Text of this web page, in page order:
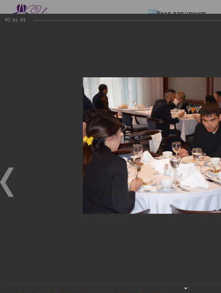
Вход для членов
Презентации—
ЭЛЕКТРОННЫЕ СЧЕТА-ФАКТУРЫ.
ЭЛЕКТРОННЫЕ СЧЕТА-
ФАКТУРЫ. ВИРТУАЛЬНЫЙ
ЭЛЕКТРОННЫЕ СЧЕТА-ФАКТУРЫ. ВИРТУАЛЬНЫЙ
СКЛАД.
Семинар с КГД и разработчиками
40 из 44